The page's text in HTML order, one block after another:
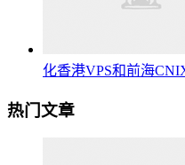
化香港VPS和前海
热门文章